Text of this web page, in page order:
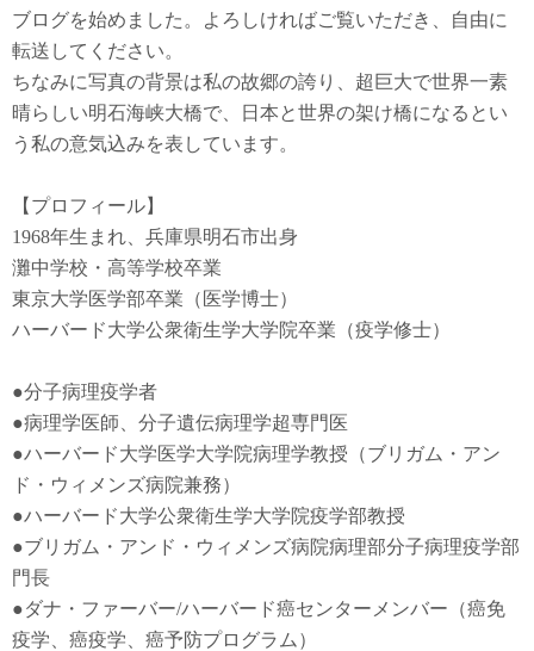
ブログを始めました。よろしければご覧いただき、自由に
転送してください。
ちなみに写真の背景は私の故郷の誇り、超巨大で世界一素
晴らしい明石海峡大橋で、日本と世界の架け橋になるとい
う私の意気込みを表しています。
【プロフィール】
1968年生まれ、兵庫県明石市出身
灘中学校・高等学校卒業
東京大学医学部卒業（医学博士）
ハーバード大学公衆衛生学大学院卒業（疫学修士）
●分子病理疫学者
●病理学医師、分子遺伝病理学超専門医
●ハーバード大学医学大学院病理学教授（ブリガム・アン
ド・ウィメンズ病院兼務）
●ハーバード大学公衆衛生学大学院疫学部教授
●ブリガム・アンド・ウィメンズ病院病理部分子病理疫学部
門長
●ダナ・ファーバー/ハーバード癌センターメンバー（癌免
疫学
癌疫学 、癌予防プログラム）